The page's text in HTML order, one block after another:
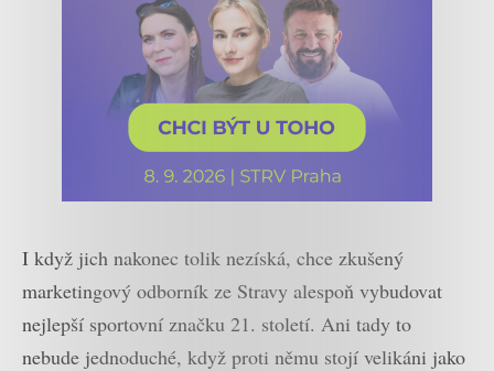
I když jich nakonec tolik nezíská, chce zkušený
marketingový odborník ze Stravy alespoň vybudovat
nejlepší sportovní značku 21. století. Ani tady to
nebude jednoduché, když proti němu stojí velikáni jako